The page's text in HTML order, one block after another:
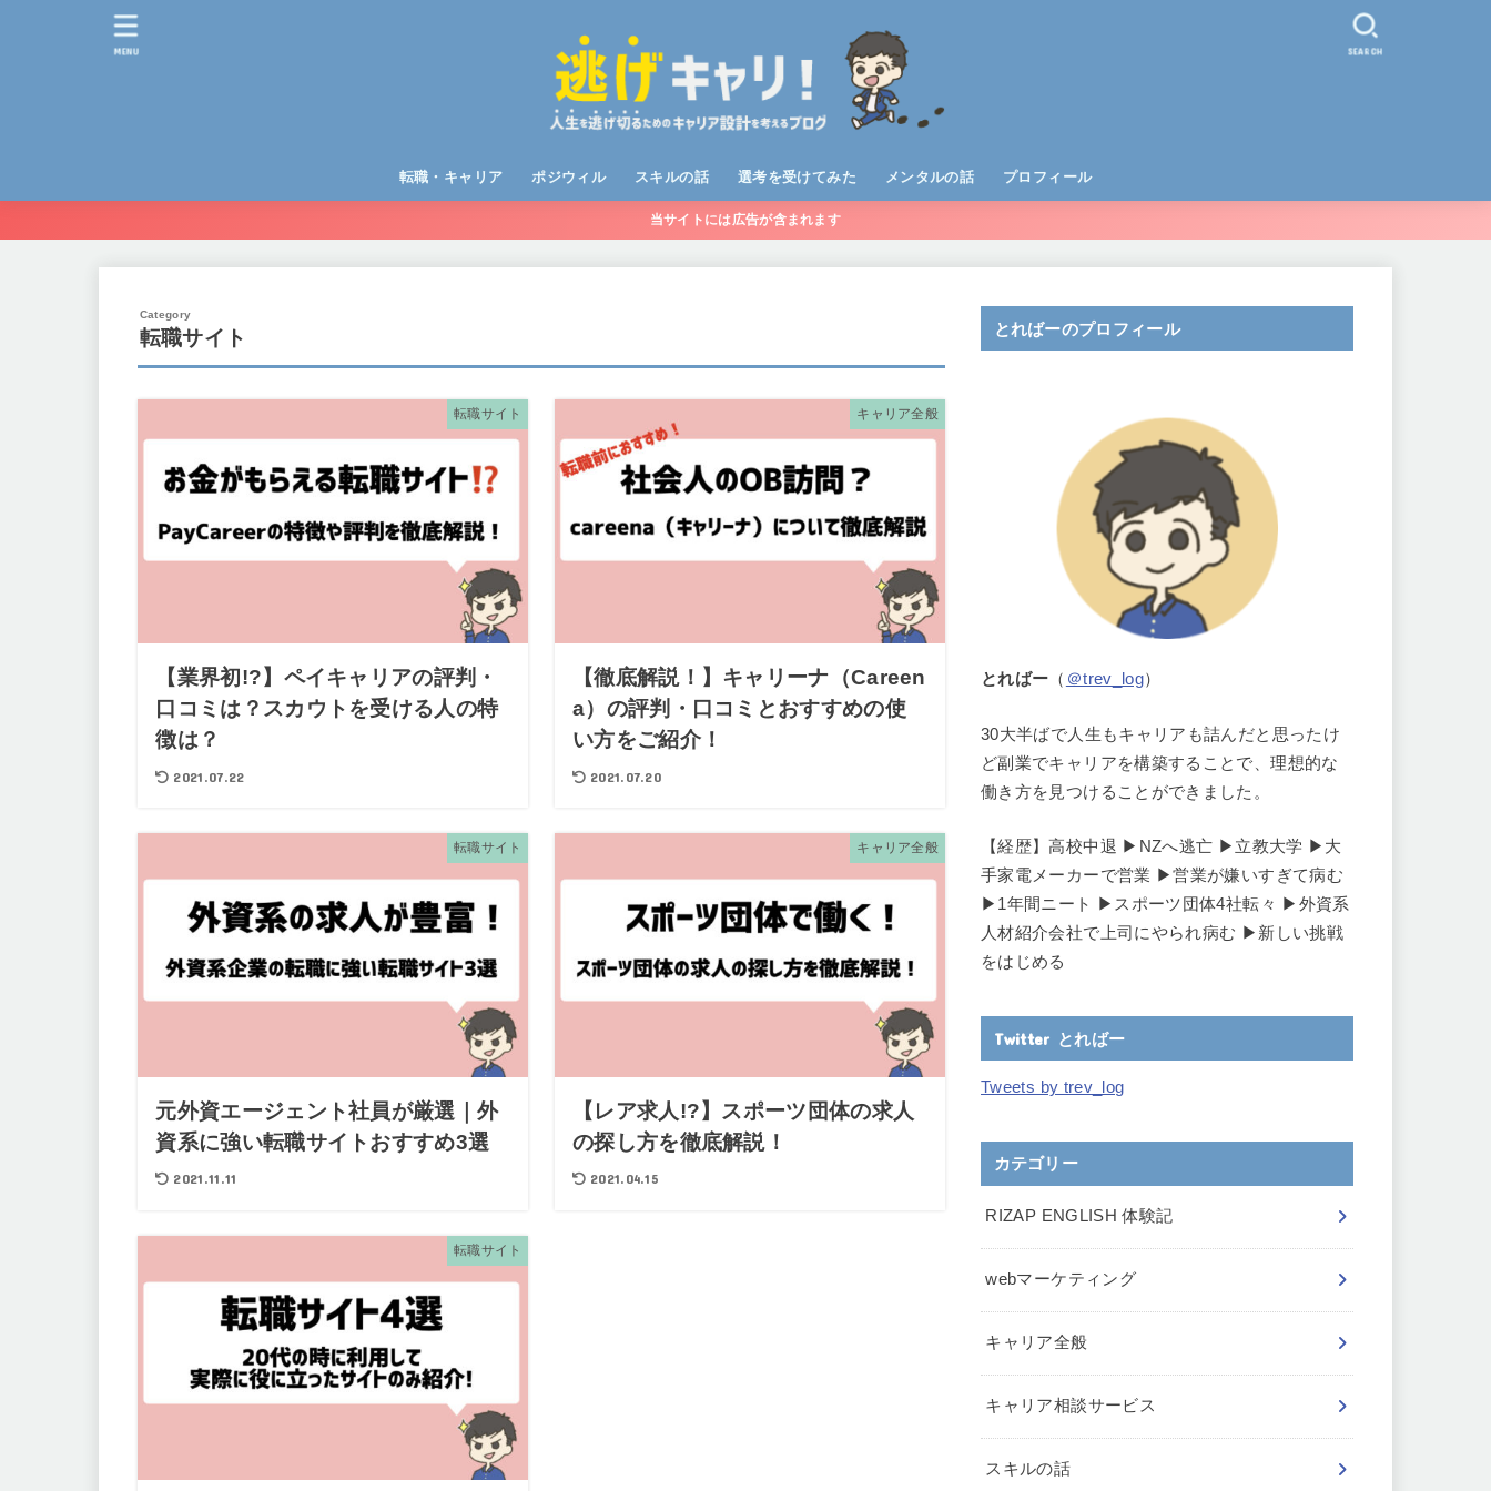
転職・キャリア ポジウィル
ポジウィルキャリア
ポジウィルキャリア体験記
スキルの話
RIZAP ENGLISH 体験記
英語学習
webマーケティング
選考を受けてみた メンタルの話 プロフィール
SEARCH
MENU
当サイトには広告が含まれます
転職サイト
転職サイト
【業界初!?】ペイキャリアの評判・
口コミは？スカウトを受ける人の特
徴は？
2021.07.22
キャリア全般
【徹底解説！】キャリーナ（Careen
a）の評判・口コミとおすすめの使
い方をご紹介！
2021.07.20
転職サイト
元外資エージェント社員が厳選｜外
資系に強い転職サイトおすすめ3選
2021.11.11
キャリア全般
【レア求人!?】スポーツ団体の求人
の探し方を徹底解説！
2021.04.15
転職サイト
とればーのプロフィール
とればー （ ＠trev_log）
30大半ばで人生もキャリアも詰んだと思ったけ
ど副業でキャリアを構築することで、理想的な
働き方を見つけることができました。
【経歴】高校中退 ▶︎NZへ逃亡 ▶︎立教大学 ▶︎大
手家電メーカーで営業 ▶︎営業が嫌いすぎて病む
▶︎1年間ニート ▶︎スポーツ団体4社転々 ▶︎外資系
人材紹介会社で上司にやられ病む ▶︎新しい挑戦
をはじめる
Twitter とればー
Tweets by trev_log
カテゴリー
RIZAP ENGLISH 体験記
webマーケティング
キャリア全般
キャリア相談サービス
スキルの話